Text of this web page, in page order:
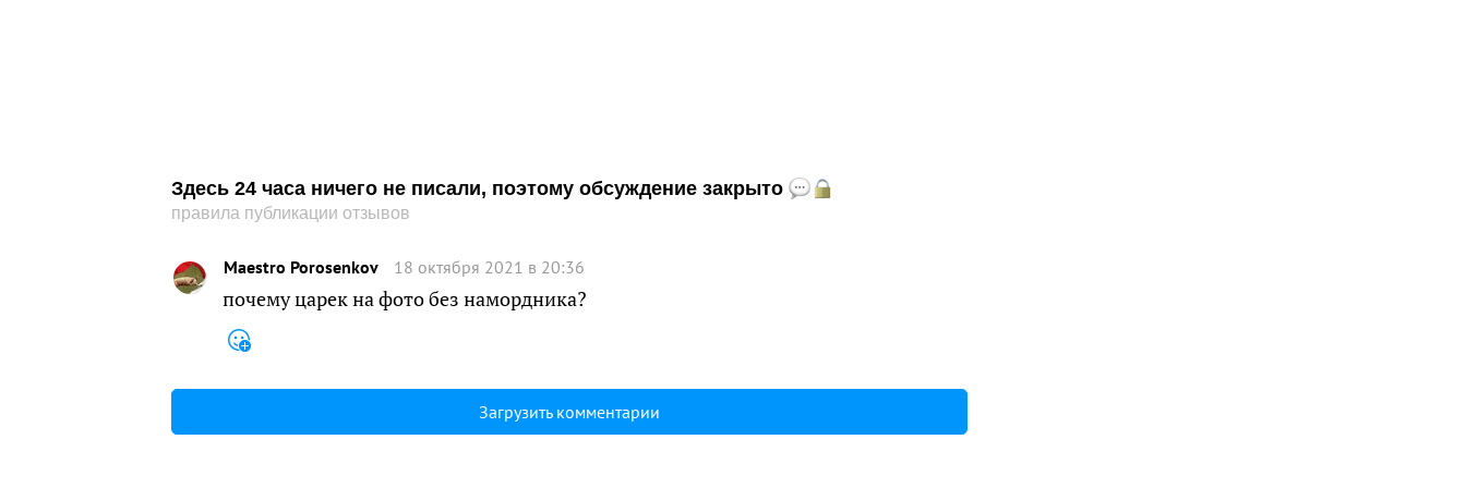
Здесь 24 часа ничего не писали, поэтому обсуждение закрыто
правила публикации отзывов
Maestro Porosenkov 18 октября 2021 в 20:36
почему царек на фото без намордника?
Загрузить комментарии